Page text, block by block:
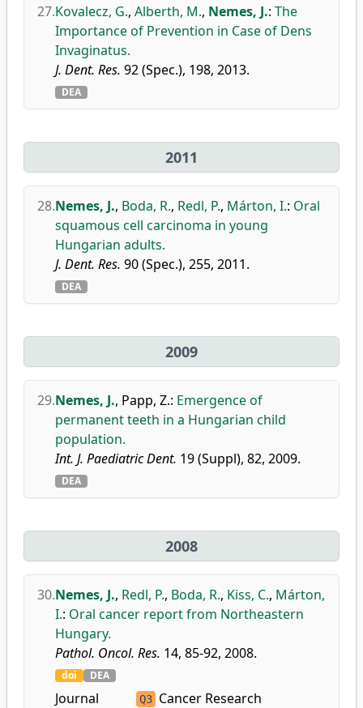
27.Kovalecz, G., Alberth, M., Nemes, J.: The
Importance of Prevention in Case of Dens
Invaginatus.
J. Dent. Res. 92 (Spec.), 198, 2013.
DEA
2011
28.Nemes, J., Boda, R., Redl, P., Márton, I.: Oral
squamous cell carcinoma in young
Hungarian adults.
J. Dent. Res. 90 (Spec.), 255, 2011.
DEA
2009
29.Nemes, J., Papp, Z.: Emergence of
permanent teeth in a Hungarian child
population.
Int. J. Paediatric Dent. 19 (Suppl), 82, 2009.
DEA
2008
30.Nemes, J., Redl, P., Boda, R., Kiss, C., Márton,
I.: Oral cancer report from Northeastern
Hungary.
Pathol. Oncol. Res. 14, 85-92, 2008.
doi DEA
Journal
Q3 Cancer Research